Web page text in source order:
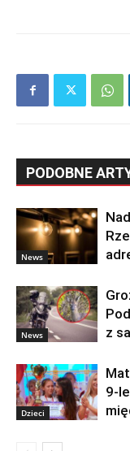
PODOBNE
News
News
z
Dzieci
9-